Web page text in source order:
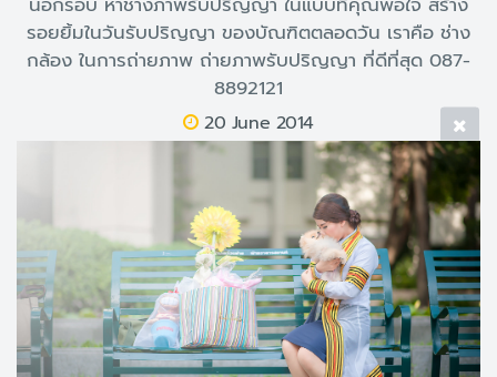
รอยยิ้มในวันรับปริญญา ของบัณฑิตตลอดวัน เราคือ ช่าง
กล้อง ในการถ่ายภาพ ถ่ายภาพรับปริญญา ที่ดีที่สุด 087-
8892121
20 June 2014